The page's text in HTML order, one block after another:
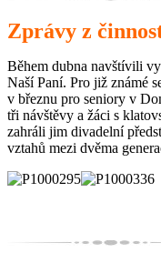
Zprávy z
Během dubna navštívili
Naší Paní. Pro již známé
v březnu pro seniory v
tři návštěvy a žáci s
zahráli jim divadelní
vztahů mezi dvěma